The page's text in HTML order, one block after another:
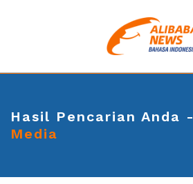
Hasil Pencarian Anda -
Media